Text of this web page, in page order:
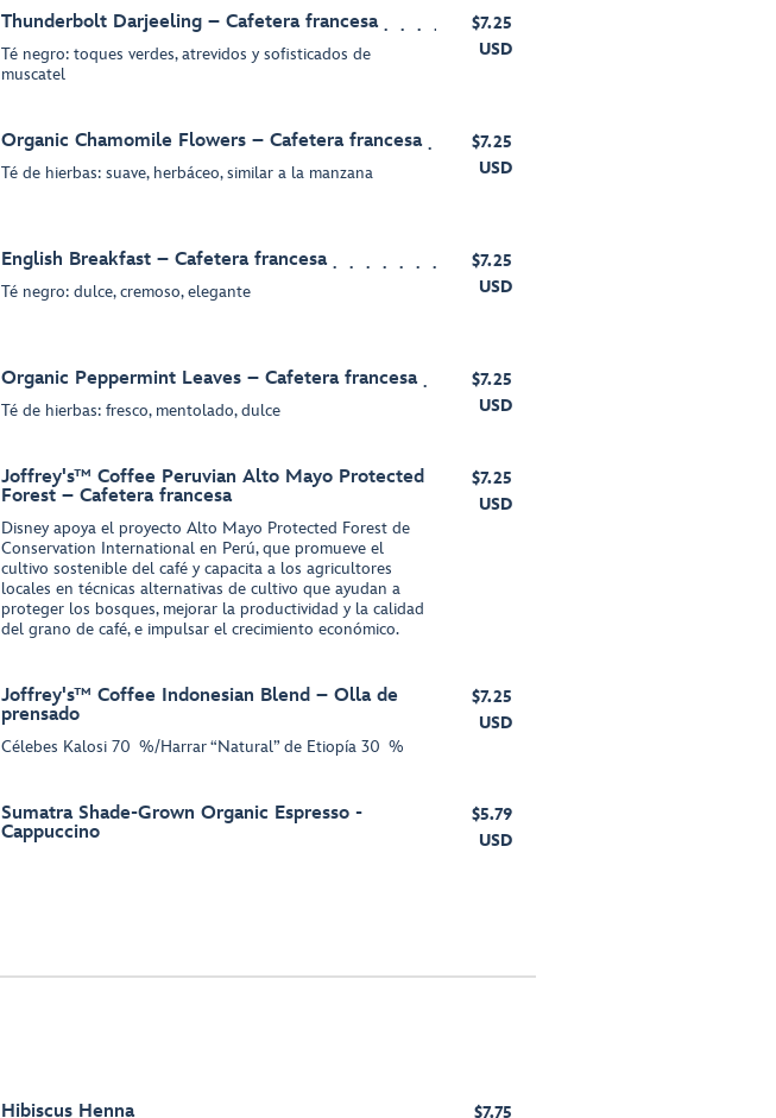
Thunderbolt Darjeeling – Cafetera francesa
Té negro: toques verdes, atrevidos y sofisticados de
muscatel
$7.25
USD
Organic Chamomile Flowers – Cafetera francesa
Té de hierbas: suave, herbáceo, similar a la manzana
$7.25
USD
English Breakfast – Cafetera francesa
Té negro: dulce, cremoso, elegante
$7.25
USD
Organic Peppermint Leaves – Cafetera francesa
Té de hierbas: fresco, mentolado, dulce
$7.25
USD
Joffrey's™ Coffee Peruvian Alto Mayo Protected
Forest – Cafetera francesa
Disney apoya el proyecto Alto Mayo Protected Forest de
Conservation International en Perú, que promueve el
cultivo sostenible del café y capacita a los agricultores
locales en técnicas alternativas de cultivo que ayudan a
proteger los bosques, mejorar la productividad y la calidad
del grano de café, e impulsar el crecimiento económico.
$7.25
USD
Joffrey's™ Coffee Indonesian Blend – Olla de
prensado
Célebes Kalosi 70 %/Harrar “Natural” de Etiopía 30 %
$7.25
USD
Sumatra Shade-Grown Organic Espresso -
Cappuccino
$5.79
USD
Hibiscus Henna $7.75